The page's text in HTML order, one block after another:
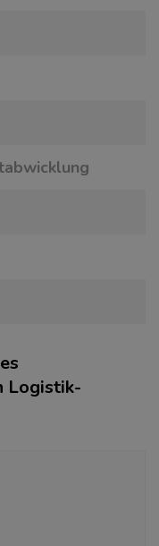
Logistik­